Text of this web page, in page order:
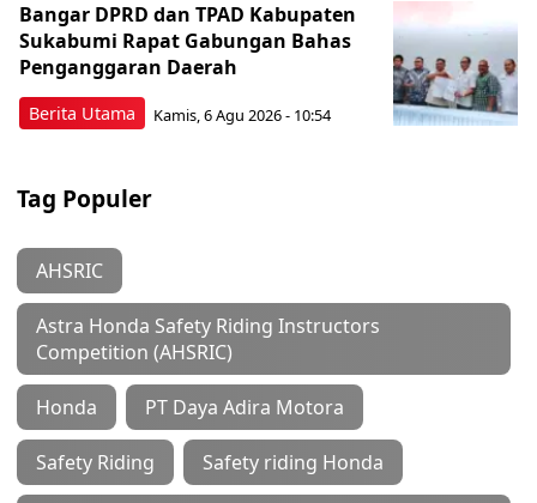
Berita Utama
Bangar DPRD dan TPAD Kabupaten
Sukabumi Rapat Gabungan Bahas
Penganggaran Daerah
Kamis, 6 Agu 2026 - 10:54
Tag Populer
AHSRIC
Astra Honda Safety Riding Instructors
Competition (AHSRIC)
Honda PT Daya Adira Motora
Safety Riding Safety riding Honda